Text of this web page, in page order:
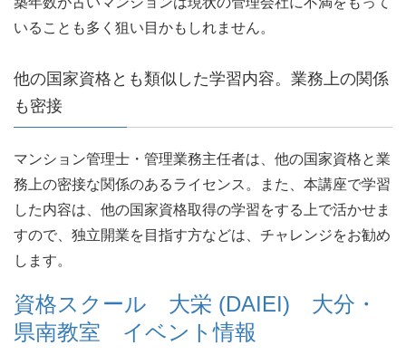
いることも多く狙い目かもしれません。
他の国家資格とも類似した学習内容。業務上の関係
も密接
マンション管理士・管理業務主任者は、他の国家資格と業
務上の密接な関係のあるライセンス。また、本講座で学習
した内容は、他の国家資格取得の学習をする上で活かせま
すので、独立開業を目指す方などは、チャレンジをお勧め
します。
資格スクール 大栄 (DAIEI) 大分・
県南教室 イベント情報